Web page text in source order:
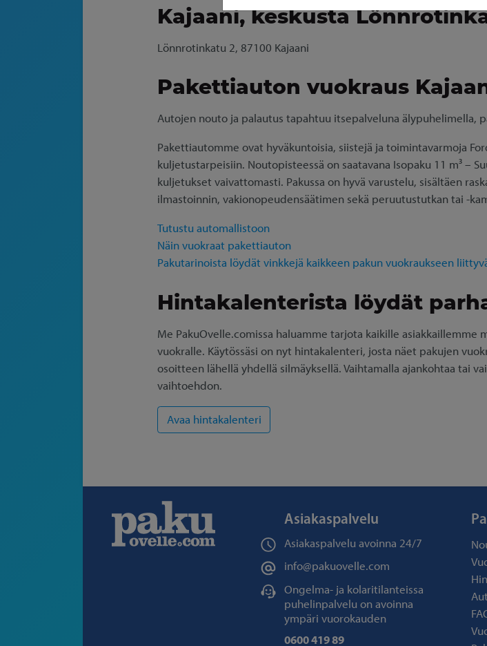
Kajaani, keskusta
Lönnrotinkatu 2, 87100 Kajaani
Pakettiauton vuokraus
Autojen nouto ja palautus tapahtuu itsepalveluna älypuhelimella,
Pakettiautomme ovat hyväkuntoisia, siistejä ja toimintavarmoja
kuljetustarpeisiin. Noutopisteessä on saatavana Isopaku 11 m³ –
kuljetukset vaivattomasti. Pakussa on hyvä varustelu, sisältäen
ilmastoinnin, vakionopeudensäätimen sekä peruutustutkan tai -
Tutustu automallistoon
Näin vuokraat pakettiauton
Pakutarinoista löydät vinkkejä kaikkeen pakun vuokraukseen
Hintakalenterista löydät
Me PakuOvelle.comissa haluamme tarjota kaikille
vuokralle. Käytössäsi on nyt hintakalenteri, josta näet pakujen
osoitteen lähellä yhdellä silmäyksellä. Vaihtamalla ajankohtaa tai
vaihtoehdon.
Asiakaspalvelu
Asiakaspalvelu avoinna 24/7
info@pakuovelle.com
Ongelma- ja kolaritilanteissa
puhelinpalvelu on avoinna
ympäri vuorokauden
0600 419 89